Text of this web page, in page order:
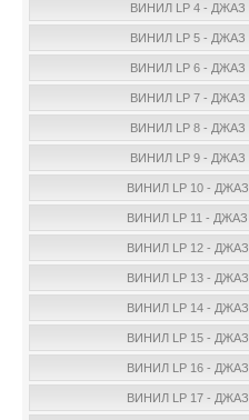
ВИНИЛ LP 4 - ДЖАЗ
ВИНИЛ LP 5 - ДЖАЗ
ВИНИЛ LP 6 - ДЖАЗ
ВИНИЛ LP 7 - ДЖАЗ
ВИНИЛ LP 8 - ДЖАЗ
ВИНИЛ LP 9 - ДЖАЗ
ВИНИЛ LP 10 - ДЖАЗ
ВИНИЛ LP 11 - ДЖАЗ
ВИНИЛ LP 12 - ДЖАЗ
ВИНИЛ LP 13 - ДЖАЗ
ВИНИЛ LP 14 - ДЖАЗ
ВИНИЛ LP 15 - ДЖАЗ
ВИНИЛ LP 16 - ДЖАЗ
ВИНИЛ LP 17 - ДЖАЗ